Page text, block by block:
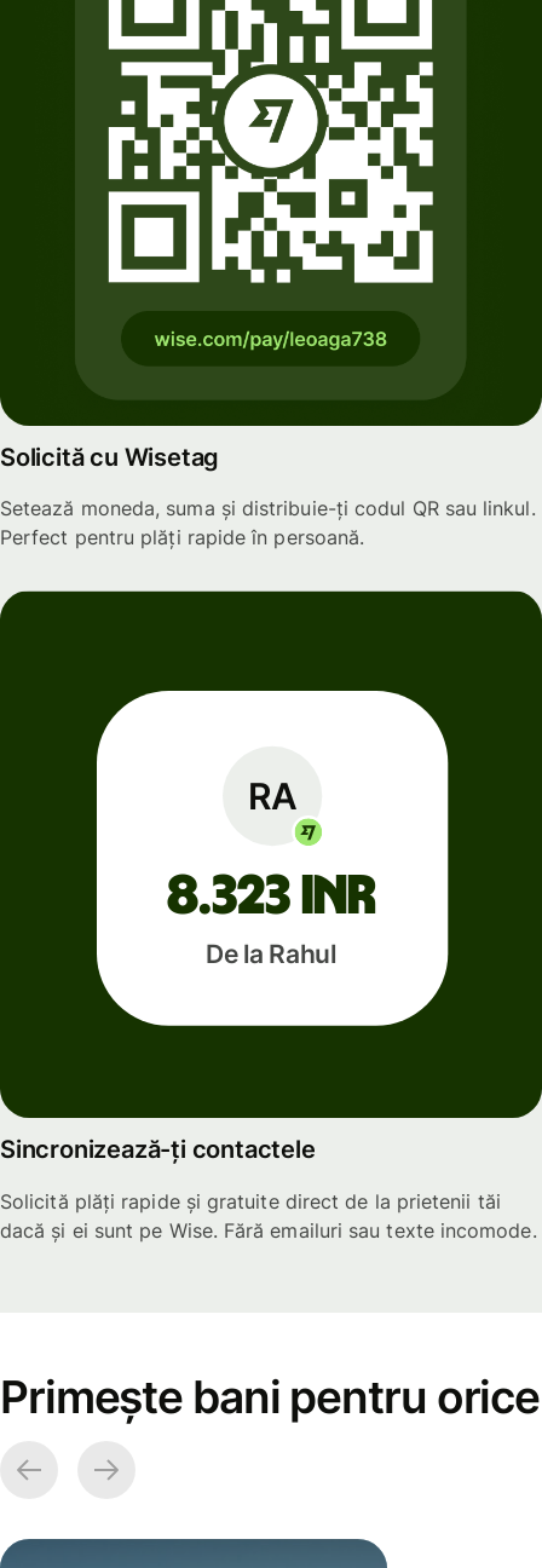
Solicită cu Wisetag
Setează moneda, suma și distribuie-ți codul QR sau linkul.
Perfect pentru plăți rapide în persoană.
RA
8.323 INR
De la Rahul
Sincronizează-ți contactele
Solicită plăți rapide și gratuite direct de la prietenii tăi
dacă și ei sunt pe Wise. Fără emailuri sau texte incomode.
Primește bani pentru orice